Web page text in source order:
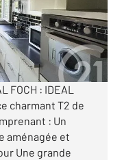
FOCH : IDEAL
charmant T2 de
: Un
aménagée et
Une grande